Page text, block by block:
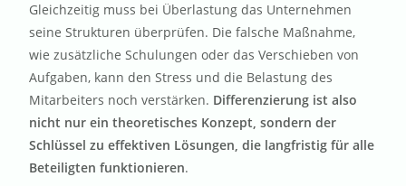
Gleichzeitig muss bei Überlastung das Unternehmen
seine Strukturen überprüfen. Die falsche Maßnahme,
wie zusätzliche Schulungen oder das Verschieben von
Aufgaben, kann den Stress und die Belastung des
Mitarbeiters noch verstärken. Differenzierung ist also
nicht nur ein theoretisches Konzept, sondern der
Schlüssel zu effektiven Lösungen, die langfristig für alle
Beteiligten funktionieren.